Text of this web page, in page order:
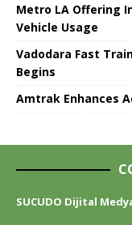
Metro LA Offering
Vehicle Usage
Vadodara Fast
Begins
Amtrak Enhances
SUCUDO Dijital